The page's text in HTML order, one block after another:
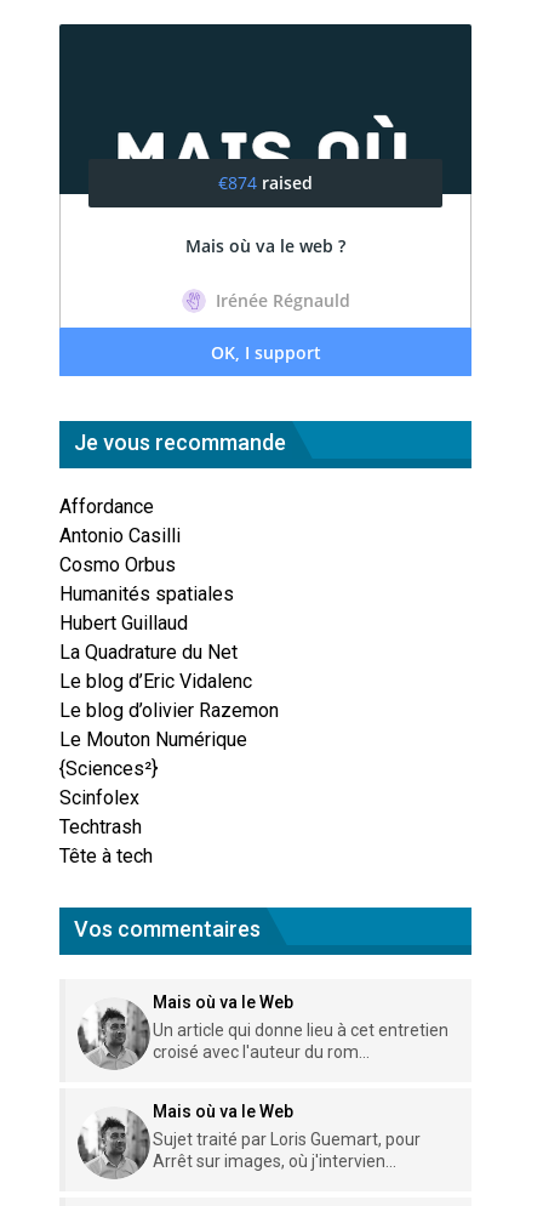
Je vous recommande
Affordance
Antonio Casilli
Cosmo Orbus
Humanités spatiales
Hubert Guillaud
La Quadrature du Net
Le blog d’Eric Vidalenc
Le blog d’olivier Razemon
Le Mouton Numérique
{Sciences²}
Scinfolex
Techtrash
Tête à tech
Vos commentaires
Mais où va le Web
Un article qui donne lieu à cet entretien
croisé avec l'auteur du rom...
Mais où va le Web
Sujet traité par Loris Guemart, pour
Arrêt sur images, où j'intervien...